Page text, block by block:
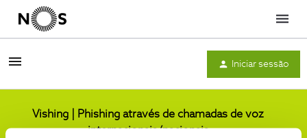
Menu
Iniciar sessão
Vishing | Phishing através de chamadas de voz
internacionais/nacionais